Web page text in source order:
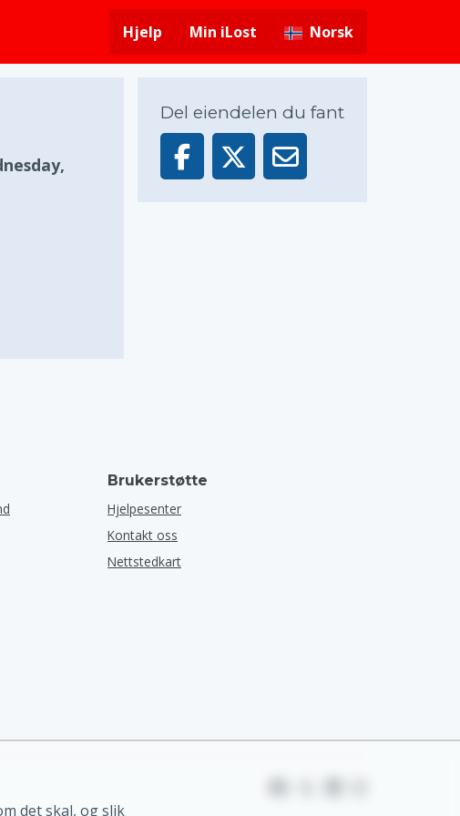
Hjelp Min iLost Norsk
Del eiendelen du fant
Brukerstøtte
Hjelpesenter
Kontakt oss
Nettstedkart
det skal, og slik